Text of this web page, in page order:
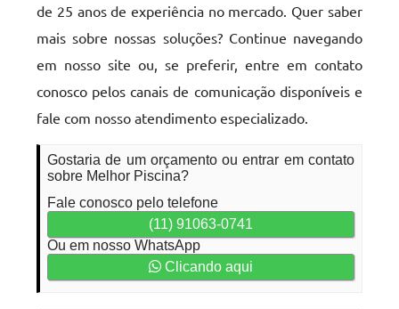
de 25 anos de experiência no mercado. Quer saber
mais sobre nossas soluções? Continue navegando
em nosso site ou, se preferir, entre em contato
conosco pelos canais de comunicação disponíveis e
fale com nosso atendimento especializado.
Gostaria de um orçamento ou entrar em contato
sobre Melhor Piscina?
Fale conosco pelo telefone
(11) 91063-0741
Ou em nosso WhatsApp
Clicando aqui